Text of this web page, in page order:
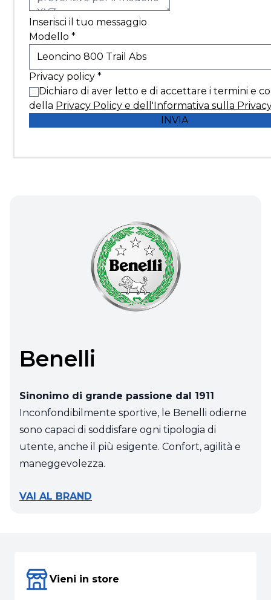
Inserisci il tuo messaggio
Modello *
Privacy policy *
Dichiaro di aver letto e di accettare i termini e
della Privacy Policy e dell'Informativa sulla
INVIA
Benelli
Sinonimo di grande passione dal 1911
Inconfondibilmente sportive, le Benelli odierne
sono capaci di soddisfare ogni tipologia di
utente, anche il più esigente. Confort, agilità e
maneggevolezza.
VAI AL BRAND
Vieni in store